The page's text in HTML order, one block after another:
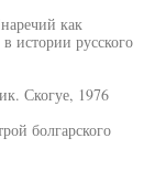
как
истории русского
Скогуе, 1976
болгарского